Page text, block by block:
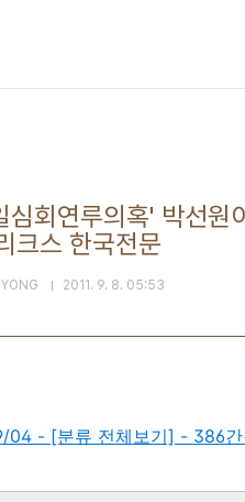
심회연루의혹' 박선원
크스 한국전문
2011. 9. 8. 05:53
04 - [분류 전체보기] - 386간